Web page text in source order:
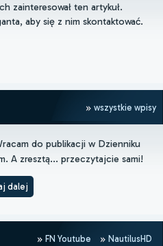
zainteresował ten artykuł.
aby się z nim skontaktować.
wszystkie wpisy
do publikacji w Dzienniku
A zresztą... przeczytajcie sami!
dalej
FN Youtube NautilusHD